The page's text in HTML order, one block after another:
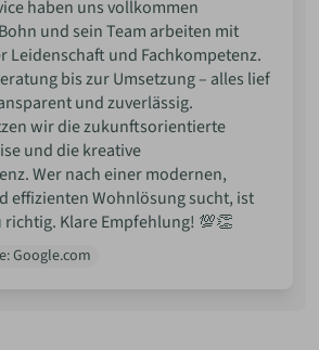
haben uns vollkommen
und sein Team arbeiten mit
Leidenschaft und Fachkompetenz.
bis zur Umsetzung – alles lief
und zuverlässig.
wir die zukunftsorientierte
und die kreative
Wer nach einer modernen,
effizienten Wohnlösung sucht, ist
richtig. Klare Empfehlung! 💯👏
Google.com